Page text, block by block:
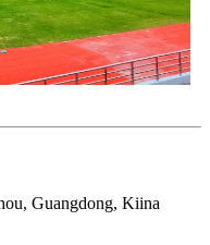
Guangdong, Kiina